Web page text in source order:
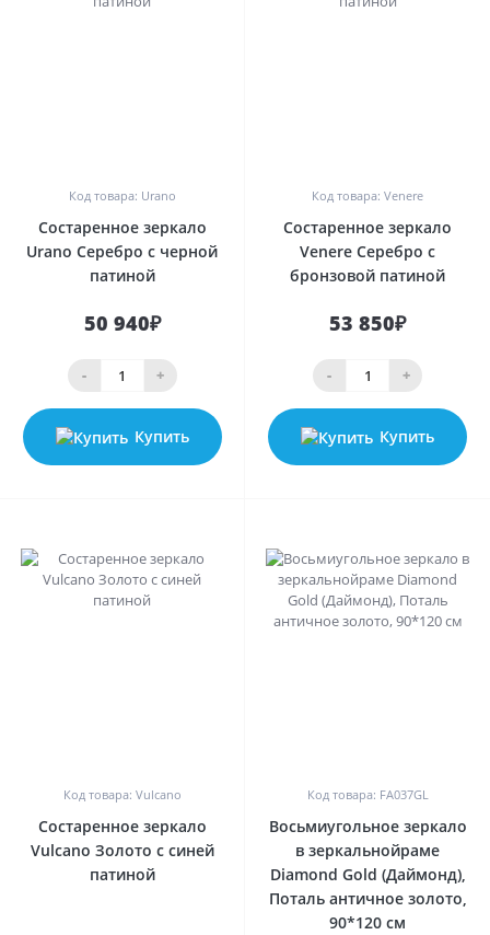
Код товара: Urano
Состаренное зеркало
Urano Серебро с черной
патиной
50 940₽
- +
Купить
Код товара: Venere
Состаренное зеркало
Venere Серебро с
бронзовой патиной
53 850₽
- +
Купить
Код товара: Vulcano
Состаренное зеркало
Vulcano Золото с синей
патиной
Код товара: FA037GL
Восьмиугольное зеркало
в зеркальнойраме
Diamond Gold (Даймонд),
Поталь античное золото,
90*120 см